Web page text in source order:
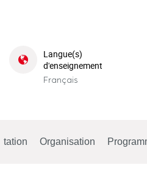
Langue(s)
d'enseignement
Français
Organisation